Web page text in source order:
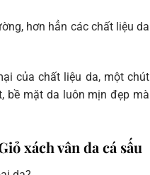
hơn hẳn các chất liệu da
của chất liệu da, một chút
bề mặt da luôn mịn đẹp mà
xách vân da cá sấu